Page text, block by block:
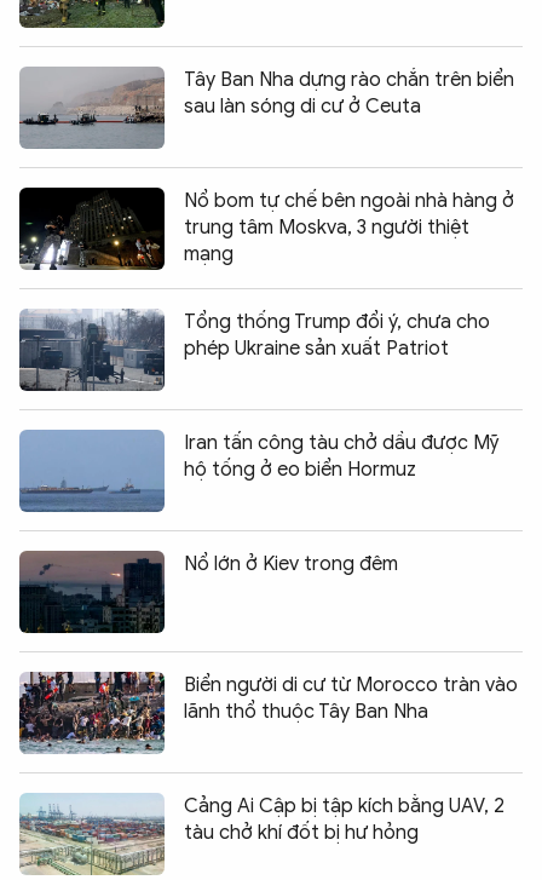
Tây Ban Nha dựng rào chắn trên biển
sau làn sóng di cư ở Ceuta
Nổ bom tự chế bên ngoài nhà hàng ở
trung tâm Moskva, 3 người thiệt
mạng
Tổng thống Trump đổi ý, chưa cho
phép Ukraine sản xuất Patriot
Iran tấn công tàu chở dầu được Mỹ
hộ tống ở eo biển Hormuz
Nổ lớn ở Kiev trong đêm
Biển người di cư từ Morocco tràn vào
lãnh thổ thuộc Tây Ban Nha
Cảng Ai Cập bị tập kích bằng UAV, 2
tàu chở khí đốt bị hư hỏng